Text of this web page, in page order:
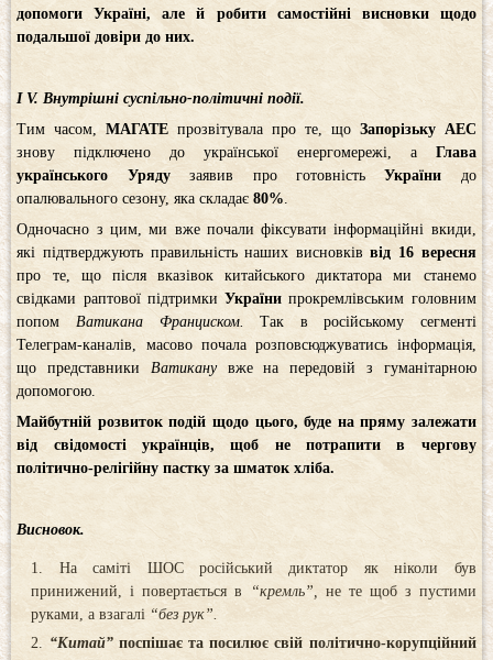
допомоги Україні, але й робити самостійні висновки щодо
подальшої довіри до них.
І V. Внутрішні суспільно-політичні події.
Тим часом,МАГАТЕ прозвітувала про те, що Запорізьку
АЕС
знову підключено до української енергомережі, а Глава
українського Урядузаявив про готовністьУкраїни до
опалювального сезону, яка складає80%
Одночасно з цим, ми вже почали фіксувати інформаційні вкиди,
які підтверджують правильність наших висновківвід 16 вересня
про те, що після вказівок китайського диктатора ми станемо
свідками раптової підтримкиУкраїни прокремлівським головним
попом Ватикана Франциском.Так в російському сегменті
Телеграм-каналів, масово почала розповсюджуватись інформація,
що представники Ватиканувже на передовій з гуманітарною
допомогою.
Майбутній розвиток подій щодо цього, буде на пряму залежати
від свідомості українців, щоб не потрапити в чергову
політично-релігійну пастку за шматок хліба.
Висновок.
На саміті ШОС російський диктатор як ніколи був
принижений, і повертається в
“кремль”,
не те щоб з пустими
руками, а взагалі “без рук”.
“Китай” поспішає та посилює свій політично-корупційний